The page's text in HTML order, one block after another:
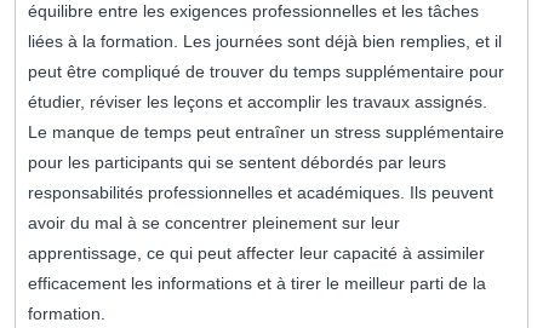
équilibre entre les exigences professionnelles et les tâches
liées à la formation. Les journées sont déjà bien remplies, et il
peut être compliqué de trouver du temps supplémentaire pour
étudier, réviser les leçons et accomplir les travaux assignés.
Le manque de temps peut entraîner un stress supplémentaire
pour les participants qui se sentent débordés par leurs
responsabilités professionnelles et académiques. Ils peuvent
avoir du mal à se concentrer pleinement sur leur
apprentissage, ce qui peut affecter leur capacité à assimiler
efficacement les informations et à tirer le meilleur parti de la
formation.